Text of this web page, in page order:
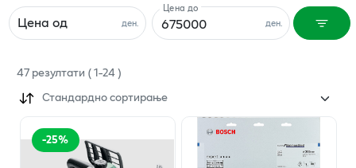
ден.
Цена од ден.
Цена до
47резултати (1-24)
Стандардно сортирање
-25%